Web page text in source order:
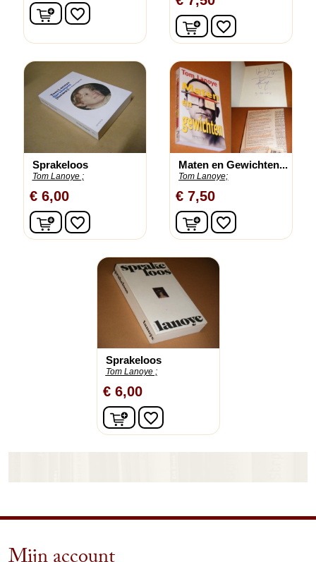
In winkelwagen
favorite_border In winkelwagen
favorite_border
Sprakeloos
Tom Lanoye ;
€ 6,00
In winkelwagen
favorite_border
Maten en Gewichten...
Tom Lanoye;
€ 7,50
In winkelwagen
favorite_border
Sprakeloos
Tom Lanoye ;
€ 6,00
In winkelwagen
favorite_border